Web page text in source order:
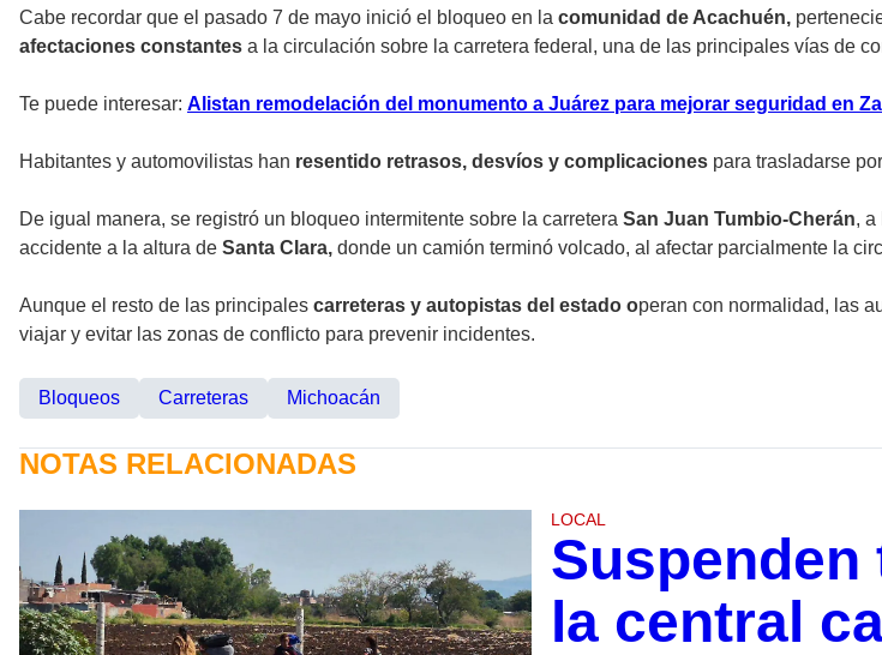
Cabe recordar que el pasado 7 de mayo inició el bloqueo en la comunidad de Acachuén,
afectaciones constantes a la circulación sobre la carretera federal, una de las principales vías de
Te puede interesar: Alistan remodelación del monumento a Juárez para mejorar seguridad en
Habitantes y automovilistas han resentido retrasos, desvíos y complicaciones para trasladarse
De igual manera, se registró un bloqueo intermitente sobre la carretera San Juan Tumbio-Cherán, a
accidente a la altura de Santa Clara, donde un camión terminó volcado, al afectar parcialmente la
Aunque el resto de las principales carreteras y autopistas del estado operan con normalidad, las
viajar y evitar las zonas de conflicto para prevenir incidentes.
Bloqueos Carreteras Michoacán
NOTAS RELACIONADAS
LOCAL
Suspenden
la central